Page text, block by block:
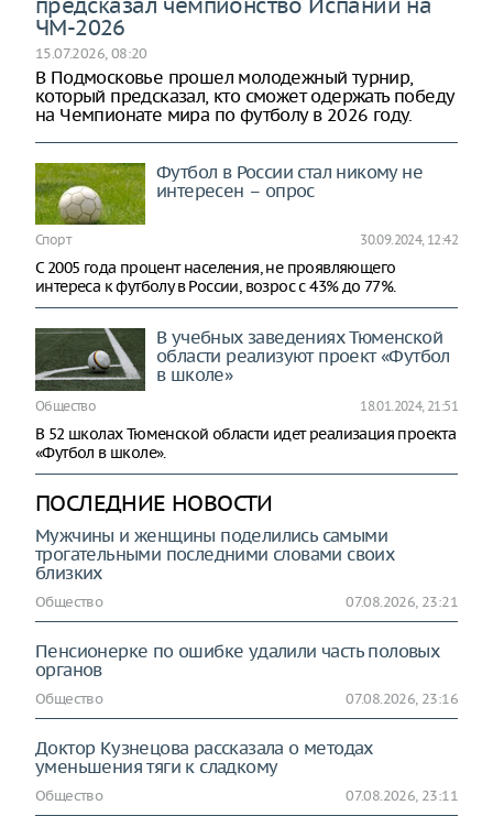
ЧМ-2026
15.07.2026, 08:20
В Подмосковье прошел молодежный турнир,
который предсказал, кто сможет одержать победу
на Чемпионате мира по футболу в 2026 году.
Футбол в России стал никому не
интересен – опрос
Спорт 30.09.2024, 12:42
С 2005 года процент населения, не проявляющего
интереса к футболу в России, возрос с 43% до 77%.
В учебных заведениях Тюменской
области реализуют проект «Футбол
в школе»
Общество 18.01.2024, 21:51
В 52 школах Тюменской области идет реализация проекта
«Футбол в школе».
ПОСЛЕДНИЕ НОВОСТИ
Мужчины и женщины поделились самыми
трогательными последними словами своих
близких
Общество 07.08.2026, 23:21
Пенсионерке по ошибке удалили часть половых
органов
Общество 07.08.2026, 23:16
Доктор Кузнецова рассказала о методах
уменьшения тяги к сладкому
Общество 07.08.2026, 23:11